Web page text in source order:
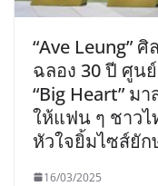
“Ave Leung”
ฉลอง 30 ปี ศูน
“Big Heart” ม
ให้แฟน ๆ ชาวไ
หัวใจยิ้มไซส์ยัก
16/03/2025